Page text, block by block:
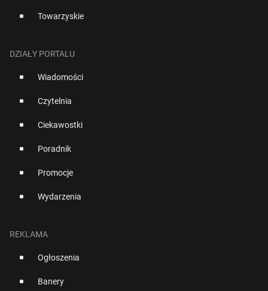
Towarzyskie
DZIAŁY PORTALU
Wiadomości
Czytelnia
Ciekawostki
Poradnik
Promocje
Wydarzenia
REKLAMA
Ogłoszenia
Banery